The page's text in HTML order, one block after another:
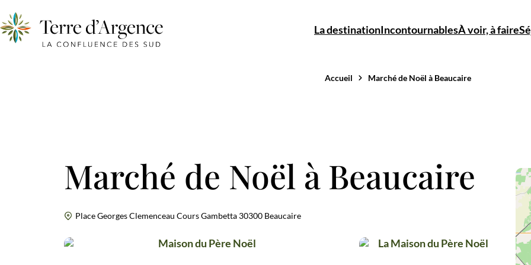
La destination
: culture &
paysages
Rhône &
garrigue
Incontournables
L’Abbaye
troglodytique
de Saint-
À voir, à faire
Accueil Marché de Noël à Beaucaire
Marché de Noël à Beaucaire
Place Georges Clemenceau Cours Gambetta 30300 Beaucaire
Maison du Père Noël La Maison du Père Noël